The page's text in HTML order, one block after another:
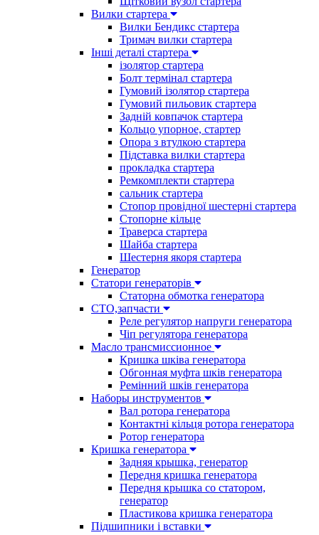
Вилки стартера
Вилки Бендикс стартера
Тримач вилки стартера
Інші деталі стартера
ізолятор стартера
Болт термінал стартера
Гумовий ізолятор стартера
Гумовий пильовик стартера
Задній ковпачок стартера
Кольцо упорное, стартер
Опора з втулкою стартера
Підставка вилки стартера
прокладка стартера
Ремкомплекти стартера
сальник стартера
Стопор провідної шестерні стартера
Стопорне кільце
Траверса стартера
Шайба стартера
Шестерня якоря стартера
Генератор
Cтатори генераторів
Статорна обмотка генератора
СТО,запчасти
Реле регулятор напруги генератора
Чіп регулятора генератора
Масло трансмиссионное
Кришка шківа генератора
Обгонная муфта шків генератора
Ремінний шків генератора
Наборы инструментов
Вал ротора генератора
Контактні кільця ротора генератора
Ротор генератора
Кришка генератора
Задняя крышка, генератор
Передня кришка генератора
Передня крышка со статором,
генератор
Пластикова кришка генератора
Підшипники і вставки